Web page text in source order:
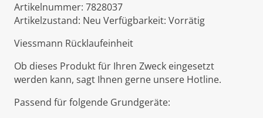
Artikelnummer: 7828037
Artikelzustand: Neu Verfügbarkeit: Vorrätig
Viessmann Rücklaufeinheit
Ob dieses Produkt für Ihren Zweck eingesetzt
werden kann, sagt Ihnen gerne unsere Hotline.
Passend für folgende Grundgeräte: